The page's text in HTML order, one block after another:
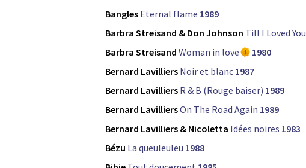
Bangles Eternal flame 1989
Barbra Streisand & Don Johnson Till I Loved You
Barbra Streisand Woman in love
1980
Bernard Lavilliers Noir et blanc 1987
Bernard Lavilliers R & B (Rouge baiser) 1989
Bernard LavilliersOn The Road Again 1989
Bernard Lavilliers & Nicoletta Idées noires 1983
Bézu La queuleuleu 1988